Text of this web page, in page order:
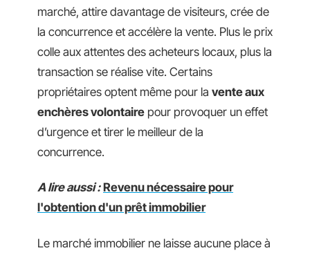
marché, attire davantage de visiteurs, crée de
la concurrence et accélère la vente. Plus le prix
colle aux attentes des acheteurs locaux, plus la
transaction se réalise vite. Certains
propriétaires optent même pour la vente aux
enchères volontaire pour provoquer un effet
d’urgence et tirer le meilleur de la
concurrence.
A lire aussi : Revenu nécessaire pour
l'obtention d'un prêt immobilier
Le marché immobilier ne laisse aucune place à